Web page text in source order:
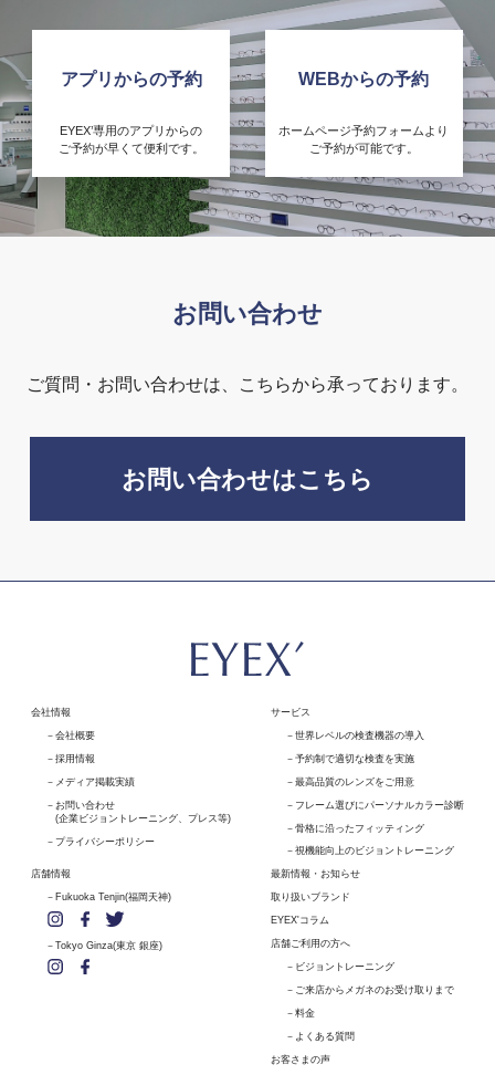
アプリからの予約
EYEX’専用のアプリからの
ご予約が早くて便利です。
WEBからの予約
ホームページ予約フォームより
ご予約が可能です。
お問い合わせ
ご質問・お問い合わせは、こちらから承っております。
お問い合わせはこちら
会社情報
会社概要
採用情報
メディア掲載実績
お問い合わせ
(企業ビジョントレーニング、プレス等)
プライバシーポリシー
店舗情報
Fukuoka Tenjin(福岡天神)
Tokyo Ginza(東京 銀座)
サービス
世界レベルの検査機器の導入
予約制で適切な検査を実施
最高品質のレンズをご用意
フレーム選びにパーソナルカラー診断
骨格に沿ったフィッティング
視機能向上のビジョントレーニング
最新情報・お知らせ
取り扱いブランド
EYEX'コラム
店舗ご利用の方へ
ビジョントレーニング
ご来店からメガネのお受け取りまで
料金
よくある質問
お客さまの声